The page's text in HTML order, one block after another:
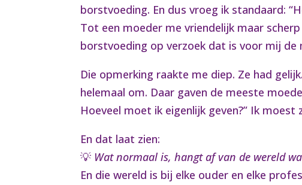
borstvoeding. En dus vroeg ik standaard:
Tot een moeder me vriendelijk maar
borstvoeding op verzoek dat is voor mij de
Die opmerking raakte me diep. Ze had
helemaal om. Daar gaven de meeste
Hoeveel moet ik eigenlijk geven?” Ik
En dat laat zien:
💡 Wat normaal is, hangt af van de wereld
En die wereld is bij elke ouder en elke